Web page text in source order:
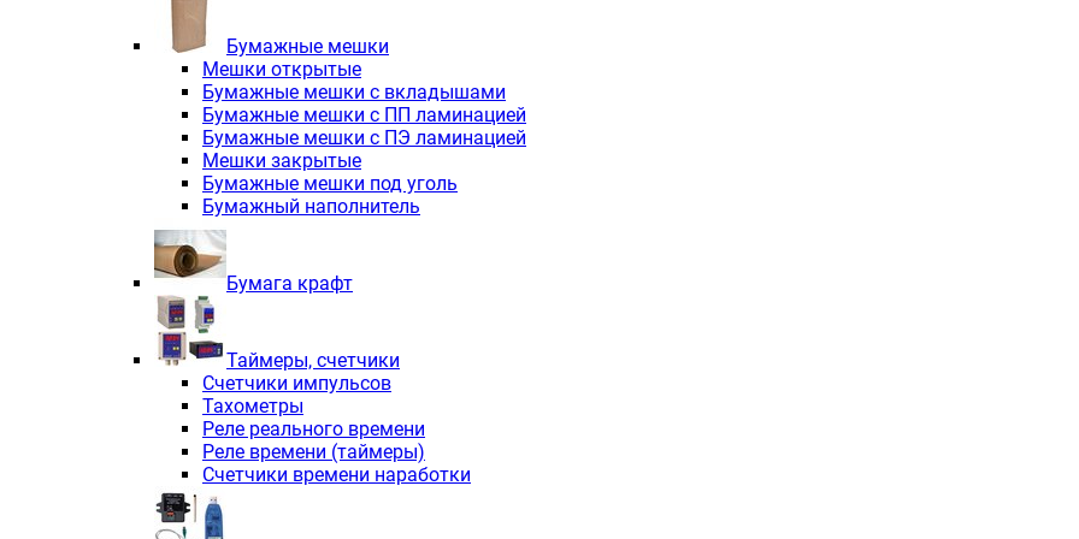
Электродвигатели асинхронные трёхфазные с тормозом INNOVARI
Электродвигатели асинхронные трёхфазные взрывозащищенные INNOVARI
Трехфазные асинхронные электродвигатели INNORED
Независимая вентиляция INNORED
Взрывозащищенная независимая вентиляция INNOVARI
Одноступенчатые цилиндрические редукторы INNORED
Экономичные червячные редукторы INNORED в квадратном корпусе
Компактные мотор-редукторы INNORED
Компактные мотор-редукторы INNORED MC
Вибраторы INNORED
Вариаторы INNORED
Бумажные мешки
Мешки открытые
Бумажные мешки с вкладышами
Бумажные мешки с ПП ламинацией
Бумажные мешки с ПЭ ламинацией
Мешки закрытые
Бумажные мешки под уголь
Бумажный наполнитель
Бумага крафт
Таймеры, счетчики
Счетчики импульсов
Тахометры
Реле реального времени
Реле времени (таймеры)
Счетчики времени наработки